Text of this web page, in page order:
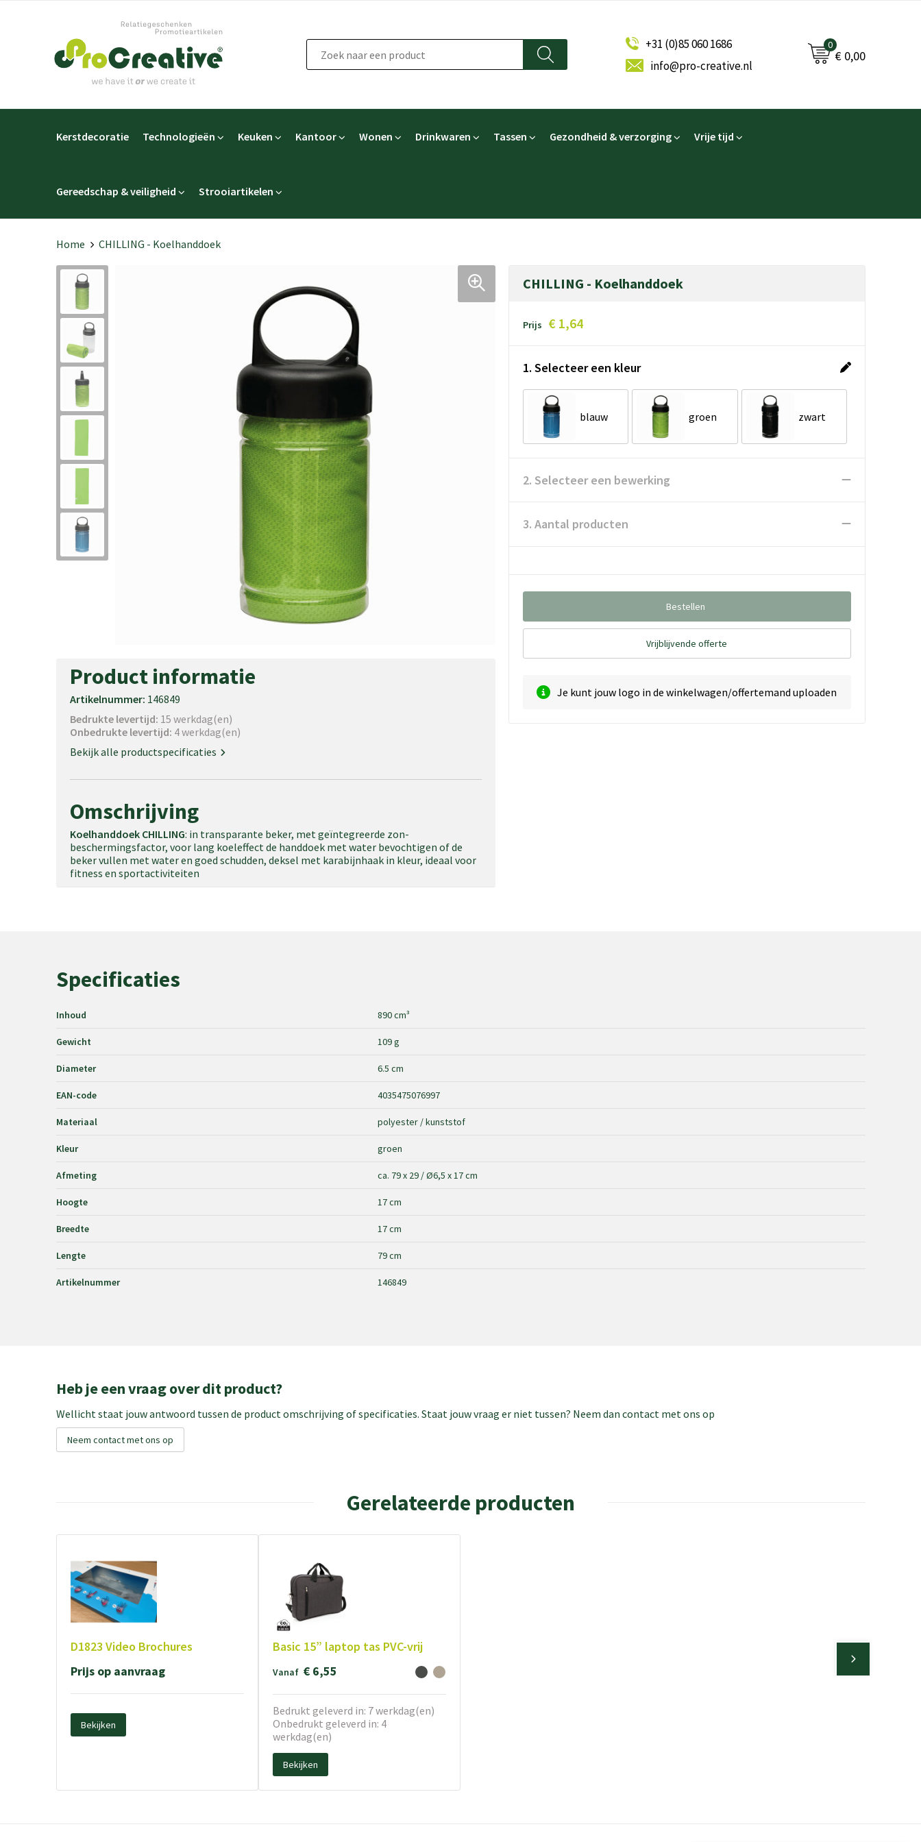
+31 (0)85 060 1686
info@pro-creative.nl
0
€ 0,00
Kerstdecoratie Technologieën Keuken Kantoor Wonen Drinkwaren Tassen Gezondheid & verzorging Vrije tijd
Gereedschap & veiligheid Strooiartikelen
Home CHILLING - Koelhanddoek
Product informatie
Artikelnummer: 146849
Bedrukte levertijd: 15 werkdag(en)
Onbedrukte levertijd: 4 werkdag(en)
Bekijk alle productspecificaties
Omschrijving
Koelhanddoek CHILLING: in transparante beker, met geïntegreerde zon-
beschermingsfactor, voor lang koeleffect de handdoek met water bevochtigen of de
beker vullen met water en goed schudden, deksel met karabijnhaak in kleur, ideaal voor
fitness en sportactiviteiten
CHILLING - Koelhanddoek
Prijs € 1,64
1. Selecteer een kleur
blauw groen zwart
2. Selecteer een bewerking
3. Aantal producten
Bestellen
Vrijblijvende offerte
Je kunt jouw logo in de winkelwagen/offertemand uploaden
Specificaties
Inhoud 890 cm³
Gewicht 109 g
Diameter 6.5 cm
EAN-code 4035475076997
Materiaal polyester / kunststof
Kleur groen
Afmeting ca. 79 x 29 / Ø6,5 x 17 cm
Hoogte 17 cm
Breedte 17 cm
Lengte 79 cm
Artikelnummer 146849
Heb je een vraag over dit product?
Wellicht staat jouw antwoord tussen de product omschrijving of specificaties. Staat jouw vraag er niet tussen? Neem dan contact met ons op
Neem contact met ons op
Gerelateerde producten
D1823 Video Brochures
Prijs op aanvraag
Bekijken
Basic 15” laptop tas PVC-vrij
Vanaf € 6,55
Bedrukt geleverd in: 7 werkdag(en)
Onbedrukt geleverd in: 4
werkdag(en)
Bekijken